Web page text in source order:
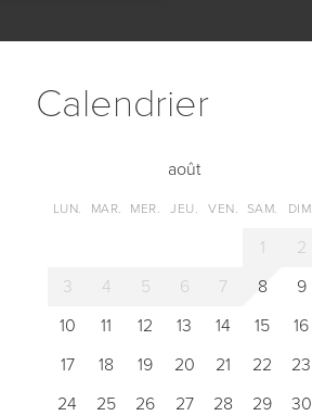
Сalendrier
août
LUN. MAR. MER. JEU. VEN. SAM. DIM.
1
2
3
4 5 6 7 8
9
10
11 12 13 14 15
16
17
18 19 20 21 22
23
24
25 26 27 28 29
30